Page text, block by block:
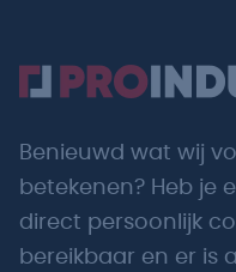
Benieuwd wat wij
betekenen? Heb je
direct persoonlijk
bereikbaar en er is